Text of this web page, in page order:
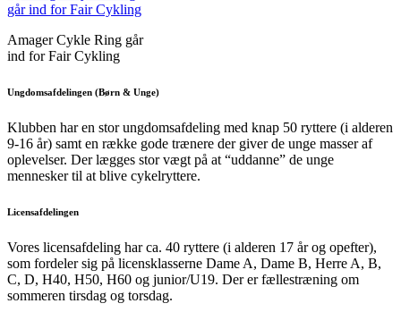
Amager Cykle Ring går
ind for Fair Cykling
Ungdomsafdelingen (Børn & Unge)
Klubben har en stor ungdomsafdeling med knap 50 ryttere (i alderen
9-16 år) samt en række gode trænere der giver de unge masser af
oplevelser. Der lægges stor vægt på at “uddanne” de unge
mennesker til at blive cykelryttere.
Licensafdelingen
Vores licensafdeling har ca. 40 ryttere (i alderen 17 år og opefter),
som fordeler sig på licensklasserne Dame A, Dame B, Herre A, B,
C, D, H40, H50, H60 og junior/U19. Der er fællestræning om
sommeren tirsdag og torsdag.